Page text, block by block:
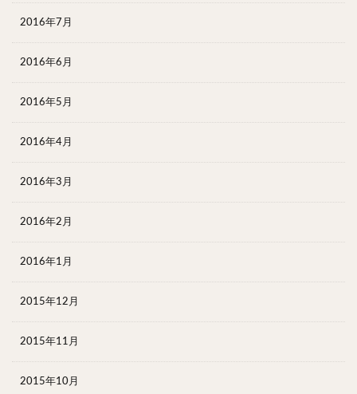
2016年7月
2016年6月
2016年5月
2016年4月
2016年3月
2016年2月
2016年1月
2015年12月
2015年11月
2015年10月